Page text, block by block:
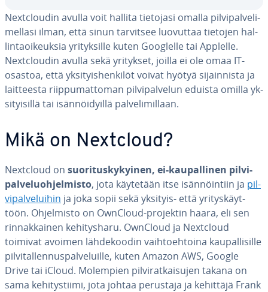
Nextclou­din avulla voit hallita tietojasi omalla pil­vi­pal­ve­li­
mel­la­si ilman, että sinun tarvitsee luovuttaa tietojen hal­
lin­ta­oi­keuk­sia yri­tyk­sil­le kuten Googlelle tai Applelle.
Nextclou­din avulla sekä yritykset, joilla ei ole omaa IT-
osastoa, että yk­si­tyis­hen­ki­löt voivat hyötyä si­jain­nis­ta ja
lait­tees­ta riip­pu­mat­to­man pil­vi­pal­ve­lun eduista omilla yk­
si­tyi­sil­lä tai isän­nöi­dyil­lä pal­ve­li­mil­laan.
Mikä on Nextcloud?
Nextcloud on suo­ri­tus­ky­kyi­nen, ei-kau­pal­li­nen pil­vi­
pal­ve­luoh­jel­mis­to, jota käytetään itse isän­nöin­tiin ja pil­
vi­pal­ve­lui­hin ja joka sopii sekä yksityis- että yri­tys­käyt­
töön. Oh­jel­mis­to on OwnCloud-projektin haara, eli sen
rin­nak­kai­nen ke­hi­tys­ha­ru. OwnCloud ja Nextcloud
toimivat avoimen läh­de­koo­din vaih­toeh­toi­na kau­pal­li­sil­le
pil­vi­tal­len­nus­pal­ve­luil­le, kuten Amazon AWS, Google
Drive tai iCloud. Molempien pil­vi­rat­kai­su­jen takana on
sama ke­hi­tys­tii­mi, jota johtaa perustaja ja kehittäjä Frank